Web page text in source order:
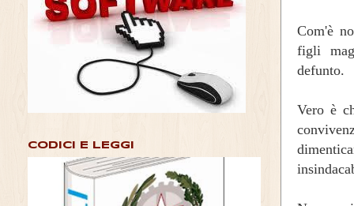
Com'è
figli
defunto.
Vero è
CODICI E LEGGI